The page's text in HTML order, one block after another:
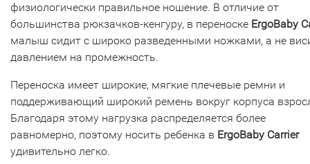
физиологически правильное ношение. В отличие от
большинства рюкзачков-кенгуру, в переноске ErgoBaby
малыш сидит с широко разведенными ножками, а не
давлением на промежность.
Переноска имеет широкие, мягкие плечевые ремни и
поддерживающий широкий ремень вокруг корпуса
Благодаря этому нагрузка распределяется более
равномерно, поэтому носить ребенка в ErgoBaby Carrier
удивительно легко.